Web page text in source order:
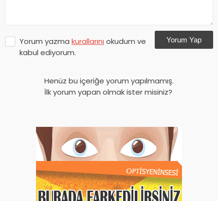
Yorum yazma kurallarını okudum ve
kabul ediyorum.
Yorum Yap
Henüz bu içeriğe yorum yapılmamış.
İlk yorum yapan olmak ister misiniz?